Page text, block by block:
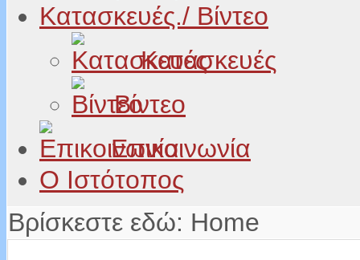
Κατασκευές./ Βίντεο
Κατασκευές
Βίντεο
Επικοινωνία
Ο Ιστότοπος
Βρίσκεστε εδώ: Home